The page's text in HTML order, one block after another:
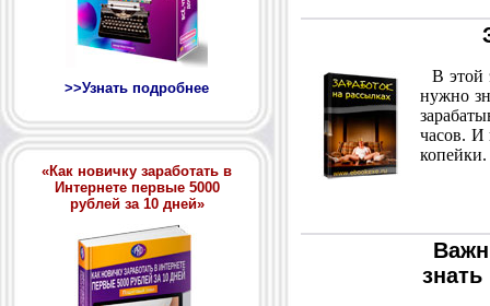
>>Узнать подробнее
«Как новичку заработать в
Интернете первые 5000
рублей за 10 дней»
В этой
нужно
часов. И
копейки.